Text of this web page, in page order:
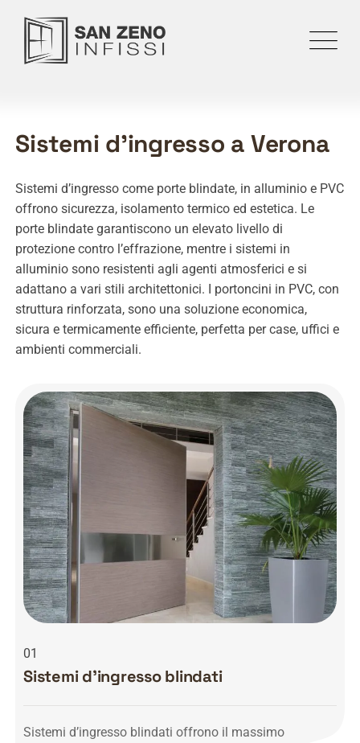
Sistemi d'ingresso a Verona
Sistemi d’ingresso come porte blindate, in alluminio e PVC
offrono sicurezza, isolamento termico ed estetica. Le
porte blindate garantiscono un elevato livello di
protezione contro l’effrazione, mentre i sistemi in
alluminio sono resistenti agli agenti atmosferici e si
adattano a vari stili architettonici. I portoncini in PVC, con
struttura rinforzata, sono una soluzione economica,
sicura e termicamente efficiente, perfetta per case, uffici e
ambienti commerciali.
01
Sistemi d’ingresso blindati
Sistemi d’ingresso blindati offrono il massimo